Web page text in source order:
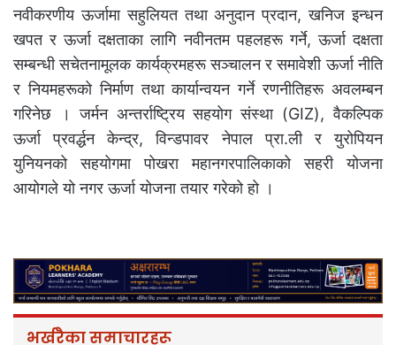
नवीकरणीय ऊर्जामा सहुलियत तथा अनुदान प्रदान, खनिज इन्धन
खपत र ऊर्जा दक्षताका लागि नवीनतम पहलहरू गर्ने, ऊर्जा दक्षता
सम्बन्धी सचेतनामूलक कार्यक्रमहरू सञ्चालन र समावेशी ऊर्जा नीति
र नियमहरूको निर्माण तथा कार्यान्वयन गर्ने रणनीतिहरू अवलम्बन
गरिनेछ । जर्मन अन्तर्राष्ट्रिय सहयोग संस्था (GIZ), वैकल्पिक
ऊर्जा प्रवर्द्धन केन्द्र, विन्डपावर नेपाल प्रा.ली र युरोपियन
युनियनको सहयोगमा पोखरा महानगरपालिकाको सहरी योजना
आयोगले यो नगर ऊर्जा योजना तयार गरेको हो ।
भर्खरैका समाचारहरू